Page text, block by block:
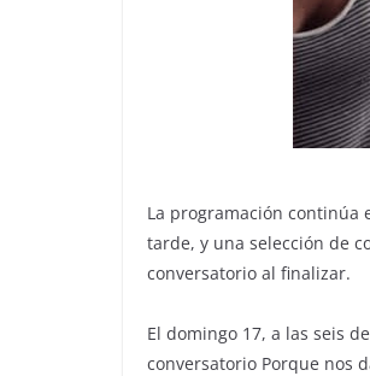
La programación continúa
tarde, y una selección de
conversatorio al finalizar.
El domingo 17, a las seis
conversatorio Porque nos